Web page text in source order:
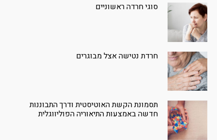
סוגי חרדה ראשוניים
חרדת נטישה אצל מבוגרים
תסמונת הקשת האוטיסטית ודרך התבוננות
חדשה באמצעות התיאוריה הפוליווגלית